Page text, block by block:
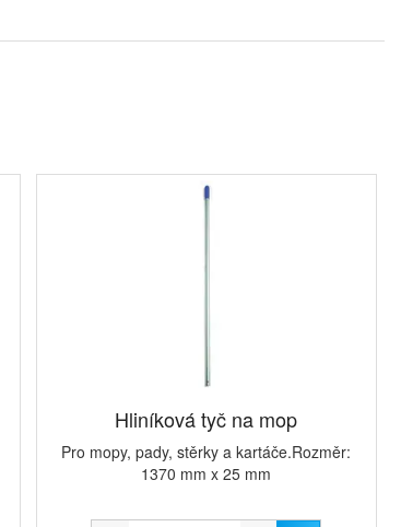
Hliníková tyč na mop
Pro mopy, pady, stěrky a kartáče.Rozměr:
1370 mm x 25 mm